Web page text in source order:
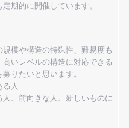
期的に開催しています。
模や構造の特殊性、難易度も
いレベルの構造に対応できる
りたいと思います。
る人
、前向きな人、新しいものに